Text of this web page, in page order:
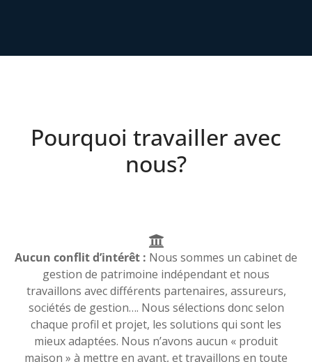
Pourquoi travailler avec
nous?
Aucun conflit d’intérêt : Nous sommes un cabinet de
gestion de patrimoine indépendant et nous
travaillons avec différents partenaires, assureurs,
sociétés de gestion…. Nous sélections donc selon
chaque profil et projet, les solutions qui sont les
mieux adaptées. Nous n’avons aucun « produit
maison » à mettre en avant, et travaillons en toute